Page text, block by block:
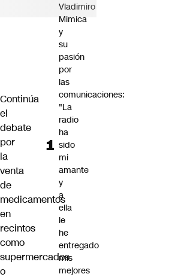
Continúa
el
debate
por
la
venta
de
medicamentos
en
recintos
como
supermercados
o
Vladimiro
Mimica
y
su
pasión
por
las
comunicaciones:
"La
radio
ha
sido
mi
amante
y
a
ella
le
he
entregado
mis
mejores